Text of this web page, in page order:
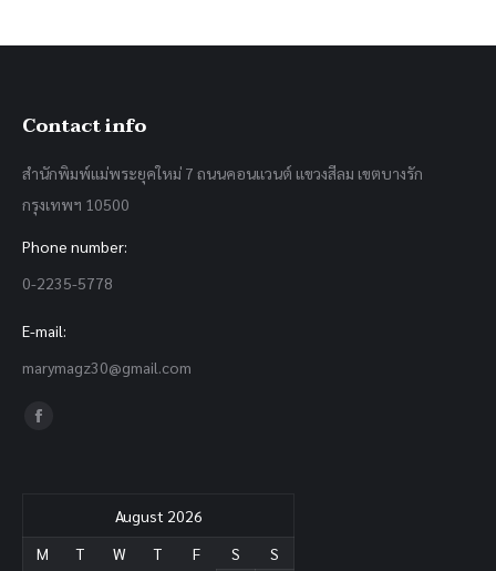
Contact info
สำนักพิมพ์แม่พระยุคใหม่ 7 ถนนคอนแวนต์ แขวงสีลม เขตบางรัก
กรุงเทพฯ 10500
Phone number:
0-2235-5778
E-mail:
marymagz30@gmail.com
Find us on:
Facebook
new
August 2026
M
T W T F S
S